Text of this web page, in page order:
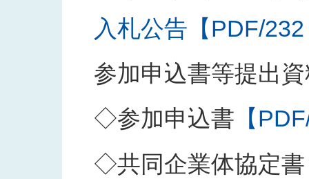
入札公告【PDF/
参加申込書等提出
◇参加申込書 【
◇共同企業体協定書